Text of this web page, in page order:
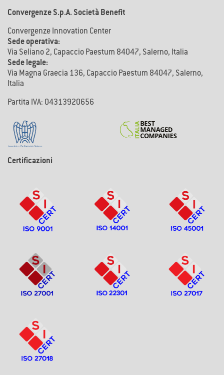
Convergenze S.p.A. Società Benefit
Convergenze Innovation Center
Sede operativa:
Via Seliano 2, Capaccio Paestum 84047, Salerno, Italia
Sede legale:
Via Magna Graecia 136, Capaccio Paestum 84047, Salerno,
Italia
Partita IVA: 04313920656
Certificazioni